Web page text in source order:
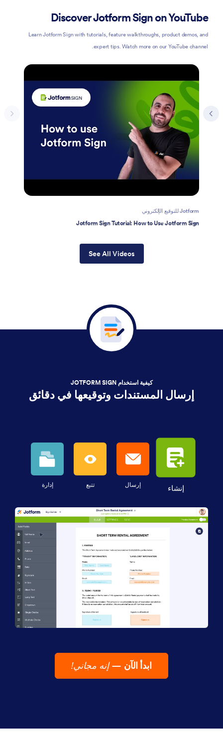
Discover Jotform Sign on YouTube
Learn Jotform Sign with tutorials, feature walkthroughs, product demos, and
expert tips. Watch more on our YouTube channel.
Jotform للتوقيع الإلكتروني
Jotform Sign Tutorial: How to Use Jotform Sign
See All Videos
كيفية استخدام JOTFORM SIGN
إرسال المستندات وتوقيعها في دقائق
إنشاء إرسال تتبع إدارة
ابدأ الآن —إنه مجاني!